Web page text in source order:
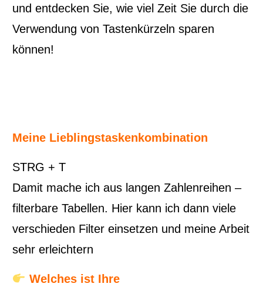
und entdecken Sie, wie viel Zeit Sie durch die
Verwendung von Tastenkürzeln sparen
können!
Meine Lieblingstaskenkombination
STRG + T
Damit mache ich aus langen Zahlenreihen –
filterbare Tabellen. Hier kann ich dann viele
verschieden Filter einsetzen und meine Arbeit
sehr erleichtern
Welches ist Ihre